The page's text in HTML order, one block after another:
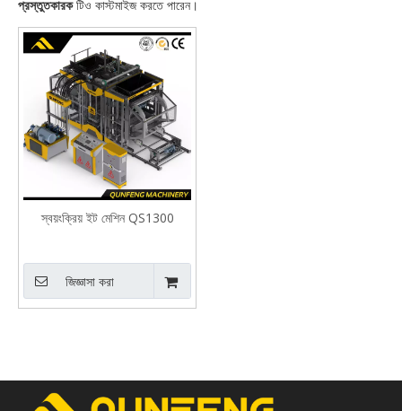
প্রস্তুতকারকটিও কাস্টমাইজ করতে পারেন।
স্বয়ংক্রিয় ইট মেশিন QS1300
জিজ্ঞাসা করা